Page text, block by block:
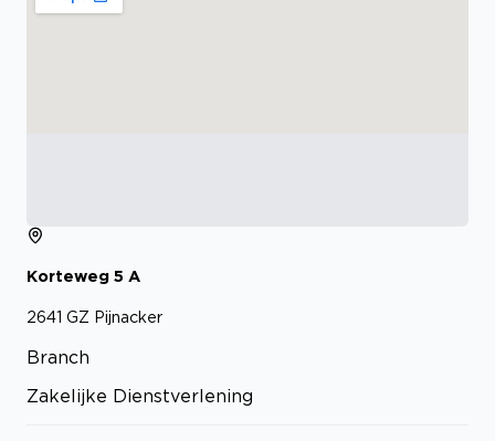
Korteweg 5 A
2641 GZ Pijnacker
Branch
Zakelijke Dienstverlening